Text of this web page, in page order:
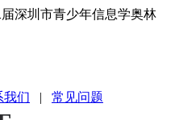
深圳市青少年信息学奥林
我们 | 常见问题